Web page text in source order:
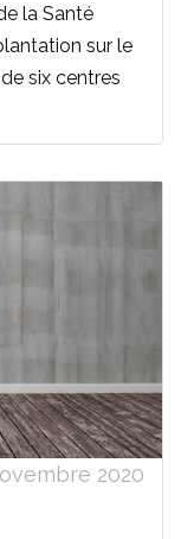
la Santé
sur le
six centres
2020